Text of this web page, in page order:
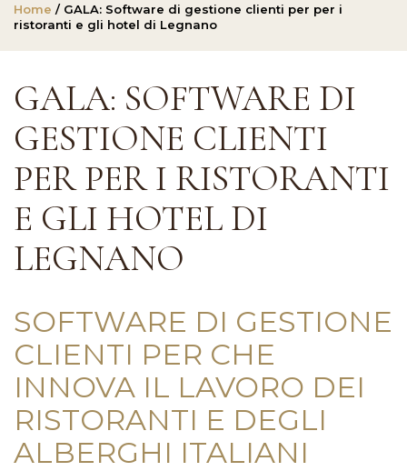
Home / GALA: Software di gestione clienti per per i
ristoranti e gli hotel di Legnano
GALA: SOFTWARE DI
GESTIONE CLIENTI
PER PER I RISTORANTI
E GLI HOTEL DI
LEGNANO
SOFTWARE DI GESTIONE
CLIENTI PER CHE
INNOVA IL LAVORO DEI
RISTORANTI E DEGLI
ALBERGHI ITALIANI